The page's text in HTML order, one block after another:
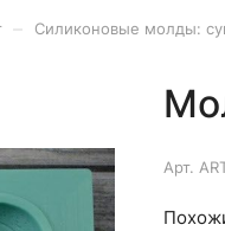
Силиконовые молды:
Арт.